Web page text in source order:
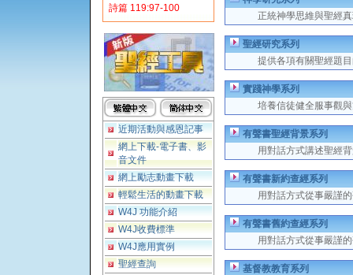
詩篇 119:97-100
近期活動與感恩記事
網上下載-電子書、影
音文件
網上勵志動畫下載
輕鬆生活的動畫下載
W4J 功能介紹
W4J收費標準
W4J應用實例
聖經查詢
正統神學思維與聖經
聖經研究系列
提供各項有關聖經題
實踐神學系列
培養信徒健全服事觀
有聲書聖經背景系列
用對話方式講述聖經
有聲書新約查經系列
用對話方式從事嚴謹
有聲書舊約查經系列
用對話方式從事嚴謹
基督教教育系列